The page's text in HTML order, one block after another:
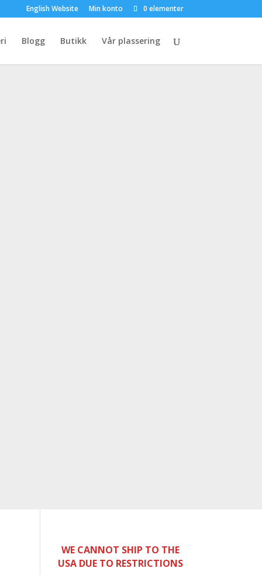
English Website Min konto 0 elementer
Blogg Butikk Vår plassering
WE CANNOT SHIP TO THE
USA DUE TO RESTRICTIONS